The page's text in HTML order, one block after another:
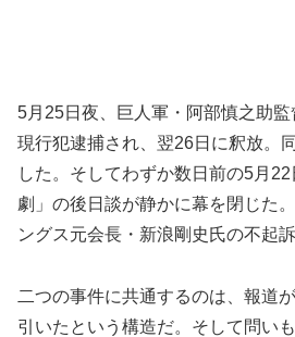
5月25日夜、巨人軍・阿部慎之助
現行犯逮捕され、翌26日に釈放。
した。そしてわずか数日前の5月
劇」の後日談が静かに幕を閉じた
ングス元会長・新浪剛史氏の不起
二つの事件に共通するのは、報道
引いたという構造だ。そして問い